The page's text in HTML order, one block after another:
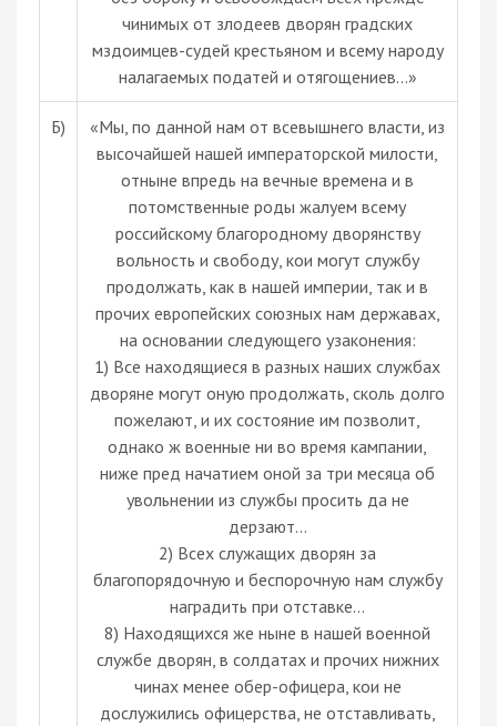
чинимых от злодеев дворян градских
мздоимцев-судей крестьяном и всему народу
налагаемых податей и отягощениев…»
Б)
«Мы, по данной нам от всевышнего власти, из
высочайшей нашей императорской милости,
отныне впредь на вечные времена и в
потомственные роды жалуем всему
российскому благородному дворянству
вольность и свободу, кои могут службу
продолжать, как в нашей империи, так и в
прочих европейских союзных нам державах,
на основании следующего узаконения:
1) Все находящиеся в разных наших службах
дворяне могут оную продолжать, сколь долго
пожелают, и их состояние им позволит,
однако ж военные ни во время кампании,
ниже пред начатием оной за три месяца об
увольнении из службы просить да не
дерзают...
2) Всех служащих дворян за
благопорядочную и беспорочную нам службу
наградить при отставке…
8) Находящихся же ныне в нашей военной
службе дворян, в солдатах и прочих нижних
чинах менее обер-офицера, кои не
дослужились офицерства, не отставливать,